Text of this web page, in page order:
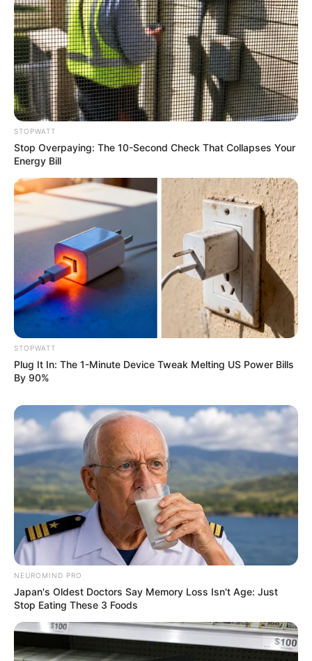
ลุ้นรับรางวัลจากกิจกรรมเสริมความเป็นมงคลให้กับตัวท่านเอง
เปิดสมัครสมาชิก (ฟรี) เร็วๆนี้
LEGAL
นโยบายคุกกี้
นโยบายการคุ้มครองข้อมูลส่วนบุคคล
ติดต่อเรา
เกี่ยวกับเอ็มไทย
TOP CONTENT
วัดสวย
ทำนายฝัน
สถิติหวยรายเดือน
ดวงรายวัน
วิธีบนไอ้ไข่
ไหว้ท้าวเวสสุวรรณ
วิธีไหว้วัดแขก
วอลเปเปอร์พระแม่ลักษมี
วอลเปเปอร์ ฟรี
สีมงคล
FOLLOW US
Copyright © 2016
เว็บไซต์นี้ใช้คุกกี้
เพื่อการนำเสนอเนื้อหาที่ดี รวมถึงการจัดการข้อมูลส่วนบุคคล เพื่อให้คุณได้รับ
ประสบการณ์ที่ดีบนบริการของเว็บไซต์เรา หากคุณใช้บริการเว็บไซต์นี้ต่อไปโดย
ไม่มีการปรับตั้งค่าใดๆนั้น แสดงว่าคุณยอมรับนโยบายคุกกี้และนโยบายส่วน
บุคคลของเรา
STOPWATT
Stop Overpaying: The 10-Second Check That Collapses Your
Energy Bill
STOPWATT
Plug It In: The 1-Minute Device Tweak Melting US Power Bills
By 90%
NEUROMIND PRO
Japan's Oldest Doctors Say Memory Loss Isn't Age: Just
Stop Eating These 3 Foods